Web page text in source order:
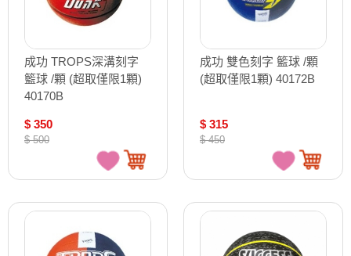
成功 TROPS深溝刻字
籃球 /顆 (超取僅限1顆)
40170B
$ 350
$ 500
成功 雙色刻字 籃球 /顆
(超取僅限1顆) 40172B
$ 315
$ 450